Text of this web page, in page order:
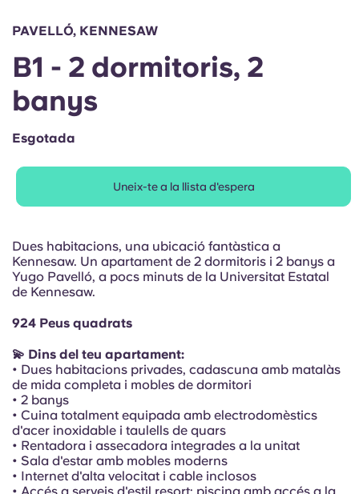
Chinese
Italian
PAVELLÓ, KENNESAW
B1 - 2 dormitoris, 2
banys
Esgotada
Uneix-te a la llista d'espera
Dues habitacions, una ubicació fantàstica a
Kennesaw. Un apartament de 2 dormitoris i 2 banys a
Yugo Pavelló, a pocs minuts de la Universitat Estatal
de Kennesaw.
924 Peus quadrats
💫 Dins del teu apartament:
• Dues habitacions privades, cadascuna amb matalàs
de mida completa i mobles de dormitori
• 2 banys
• Cuina totalment equipada amb electrodomèstics
d'acer inoxidable i taulells de quars
• Rentadora i assecadora integrades a la unitat
• Sala d'estar amb mobles moderns
• Internet d'alta velocitat i cable inclosos